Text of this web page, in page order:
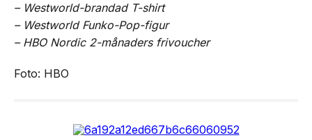
– Westworld-brandad T-shirt
– Westworld Funko-Pop-figur
– HBO Nordic 2-månaders frivoucher
Foto: HBO